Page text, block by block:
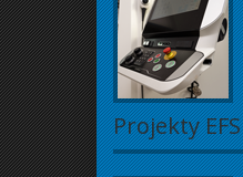
Projekty EFS